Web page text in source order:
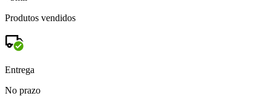
Produtos vendidos
Entrega
No prazo